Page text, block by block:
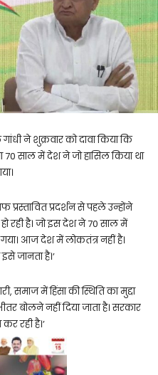
ने शुक्रवार को दावा किया कि
70 साल में देश ने जो हासिल किया था
प्रस्तावित प्रदर्शन से पहले उन्होंने
रही है। जो इस देश ने 70 साल में
आज देश में लोकतंत्र नहीं है।
जानता है।’
समाज में हिंसा की स्थिति का मुद्दा
बोलने नहीं दिया जाता है। सरकार
रही है।’